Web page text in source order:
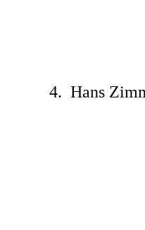
4. Hans